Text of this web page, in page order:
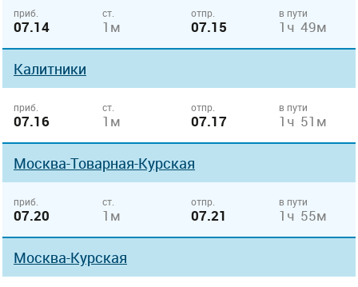
приб.
07.14
ст.
1м
отпр.
07.15
в пути
1ч 49м
Калитники
приб.
07.16
ст.
1м
отпр.
07.17
в пути
1ч 51м
Москва-Товарная-Курская
приб.
07.20
ст.
1м
отпр.
07.21
в пути
1ч 55м
Москва-Курская